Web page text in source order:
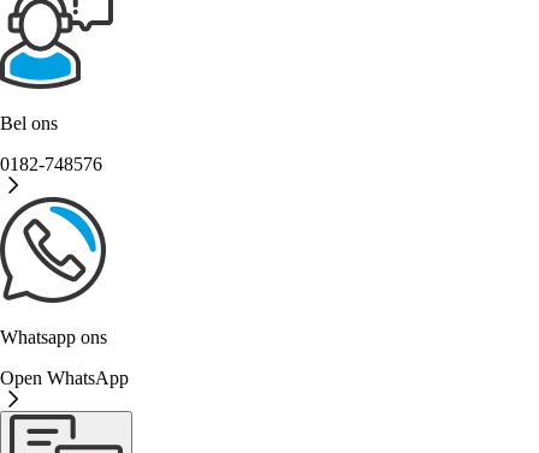
Bel ons
0182-748576
Whatsapp ons
Open WhatsApp